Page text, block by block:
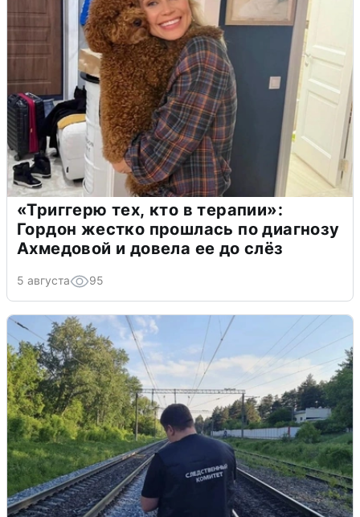
«Триггерю тех, кто в терапии»:
Гордон жестко прошлась по диагнозу
Ахмедовой и довела ее до слёз
5 августа 95